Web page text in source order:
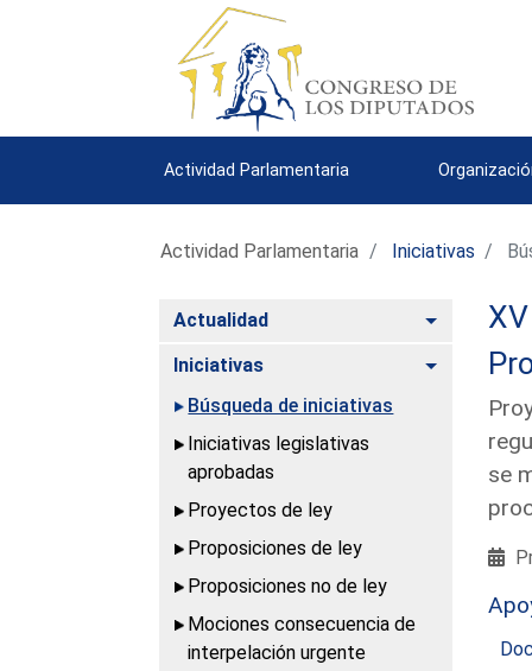
Actividad Parlamentaria
Actividad Parlamentaria Iniciativas
Actualidad Alternar
Iniciativas
Alternar
Búsqueda de iniciativas
Iniciativas legislativas
aprobadas
Proyectos de ley
Proposiciones de ley
Proposiciones no de ley
Mociones consecuencia de
interpelación urgente
se